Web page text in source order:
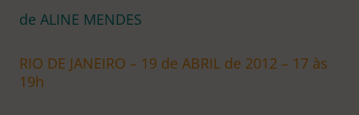
de ALINE MENDES
RIO DE JANEIRO – 19 de ABRIL de 2012 – 17 às
19h